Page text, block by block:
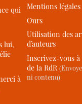
qui
lui,
à
Mentions légales
Ours
Utilisation des
d’auteurs
Inscrivez-vous
de la RdR
ni contenu)